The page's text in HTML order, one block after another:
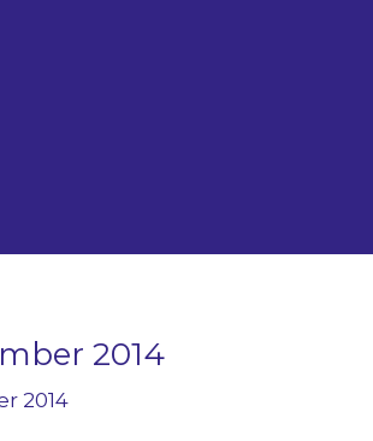
2014
2014